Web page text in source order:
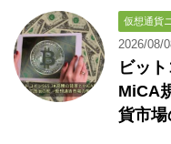
仮想通貨
2026/08/
ビッ
MiCA
貨市